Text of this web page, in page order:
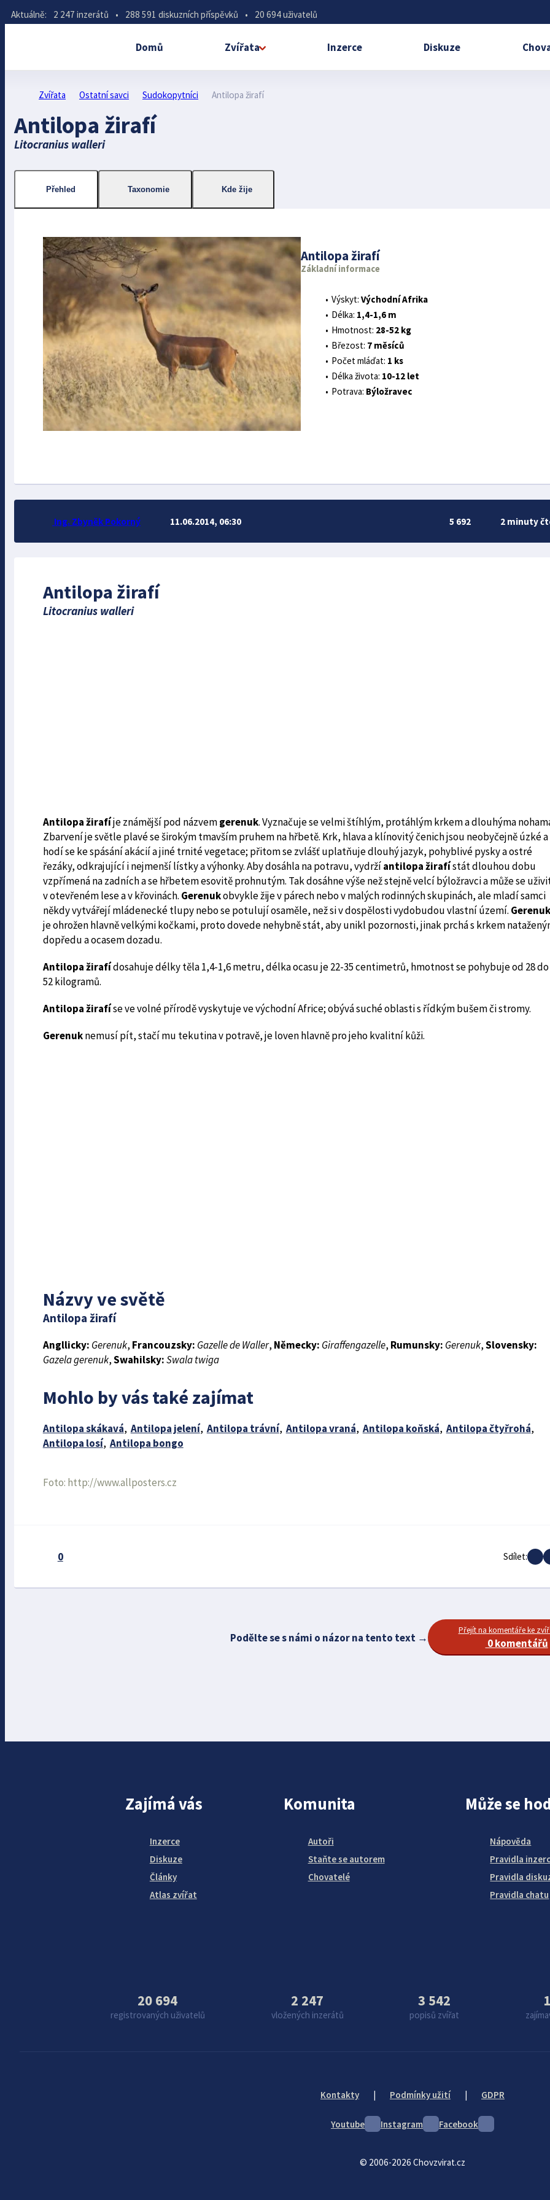
Aktuálně: 2 247 inzerátů • 288 591 diskuzních příspěvků • 20 694 uživatelů
Domů Zvířata Inzerce Diskuze
Zvířata Ostatní savci Sudokopytníci Antilopa žirafí
Antilopa žirafí
Litocranius walleri
Antilopa žirafí
Litocranius walleri
Antilopa žirafíje známější pod názvemgerenuk. Vyznačuje se velmi štíhlým, protáhlým krkem a dlouhýma
Zbarvení je světle plavé se širokým tmavším pruhem na hřbetě. Krk, hlava a klínovitý čenich jsou neobyčejně úzké a
hodí se ke spásání akácií a jiné trnité vegetace; přitom se zvlášť uplatňuje dlouhý jazyk, pohyblivé pysky a ostré
řezáky, odkrajující i nejmenší lístky a výhonky. Aby dosáhla na potravu, vydržíantilopa žirafístát dlouhou dobu
vzpřímená na zadních a se hřbetem esovitě prohnutým. Tak dosáhne výše než stejně velcí býložravci a může se
v otevřeném lese a v křovinách. Gerenukobvykle žije v párech nebo v malých rodinných skupinách, ale mladí samci
někdy vytvářejí mládenecké tlupy nebo se potulují osaměle, než si v dospělosti vydobudou vlastní území. Gerenuk
je ohrožen hlavně velkými kočkami, proto dovede nehybně stát, aby unikl pozornosti, jinak prchá s krkem
dopředu a ocasem dozadu.
Antilopa žirafídosahuje délky těla 1,4-1,6 metru, délka ocasu je 22-35 centimetrů, hmotnost se pohybuje od 28 do
52 kilogramů.
Antilopa žirafíse ve volné přírodě vyskytuje ve východní Africe; obývá suché oblasti s řídkým bušem či stromy.
Gerenuknemusí pít, stačí mu tekutina v potravě, je loven hlavně pro jeho kvalitní kůži.
Názvy ve světě
Antilopa žirafí
Angllicky: Gerenuk, Francouzsky: Gazelle de Waller, Německy: Giraffengazelle, Rumunsky: Gerenuk,Slovensky:
Gazela gerenuk,Swahilsky:Swala twiga
Mohlo by vás také zajímat
Antilopa skákavá, Antilopa jelení, Antilopa trávní, Antilopa vraná, Antilopa koňská, Antilopa čtyřrohá,
Antilopa losí, Antilopa bongo
Foto: http://www.allposters.cz
Přehled Taxonomie Kde žije
Antilopa žirafí
Základní informace
Výskyt:Východní Afrika
Délka: 1,4-1,6 m
Hmotnost: 28-52 kg
Březost: 7 měsíců
Počet mláďat: 1 ks
Délka života: 10-12 let
Potrava: Býložravec
Ing. Zbyněk Pokorný 11.06.2014, 06:30 5 692 2 minuty
0 Sdílet:
Podělte se s námi o názor na tento text →
Přejít na komentáře ke
0 komentářů
Zajímá vás
Inzerce
Diskuze
Články
Atlas zvířat
Komunita
Autoři
Staňte se autorem
Chovatelé
Může se
Nápověda
Pravidla
Pravidla
Pravidla chatu
20 694
registrovaných uživatelů
2 247
vložených inzerátů
3 542
popisů zvířat
© 2006-2026 Chovzvirat.cz
Youtube Instagram Facebook
Kontakty Podmínky užití GDPR